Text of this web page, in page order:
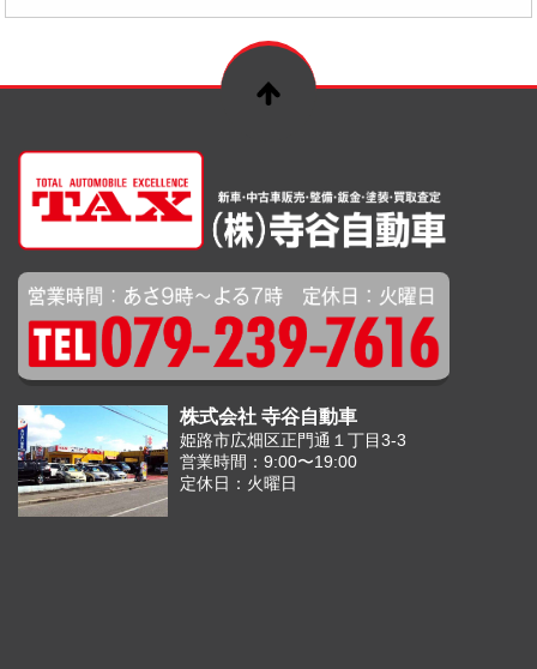
株式会社 寺谷自動車
姫路市広畑区正門通１丁目3-3
営業時間：9:00〜19:00
定休日：火曜日